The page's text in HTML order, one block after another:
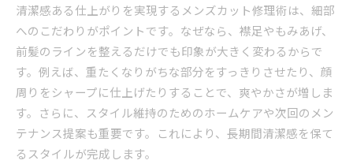
ヘアケア込みのメンズカット修理活用方法
自分らしさを引き出すメンズカット修理の選び
納得のスタイルへ導くメンズカット修理の新常識
最新技術を活用したメンズカット修理の特徴
アフターケアまで考えたメンズカット修理法
時短と高品質を両立するメンズカット修理術
清潔感ある仕上がりを実現するメンズカット修理術は、細部
へのこだわりがポイントです。なぜなら、襟足やもみあげ、
前髪のラインを整えるだけでも印象が大きく変わるからで
す。例えば、重たくなりがちな部分をすっきりさせたり、顔
周りをシャープに仕上げたりすることで、爽やかさが増しま
す。さらに、スタイル維持のためのホームケアや次回のメン
テナンス提案も重要です。これにより、長期間清潔感を保て
るスタイルが完成します。